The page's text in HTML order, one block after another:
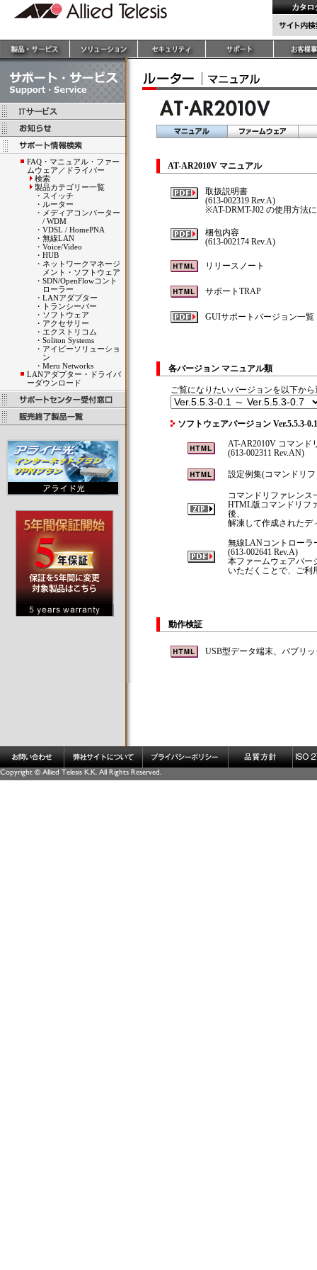
FAQ・マニュアル・ファー
ムウェア／ドライバー
検索
製品カテゴリー一覧
・ スイッチ
・ ルーター
・ メディアコンバーター
/ WDM
・ VDSL / HomePNA
・ 無線LAN
・ Voice/Video
・ HUB
・ ネットワークマネージ
メント・ソフトウェア
・ SDN/OpenFlowコント
ローラー
・ LANアダプター
・
トランシーバー
・ ソフトウェア
・ アクセサリー
・ エクストリコム
・ Soliton Systems
・ アイビーソリューショ
ン
・ Meru Networks
LANアダプター・ドライバ
ーダウンロード
AT-AR2010V マニュアル
取扱説明書
(613-002319 Rev.A)
※AT-DRMT-J02 の使用方法
梱包内容
(613-002174 Rev.A)
リリースノート
サポートTRAP
GUIサポートバージョン一覧
各バージョン マニュアル類
ご覧になりたいバージョンを以下か
ソフトウェアバージョン Ver.5.5.3-
AT-AR2010V コマンド
(613-002311 Rev.AN)
設定例集(コマンドリ
コマンドリファレンス
HTML版コマンドリフ
後、
解凍して作成されたデ
無線LANコントローラ
(613-002641 Rev.A)
本ファームウェアバー
いただくことで、ご利
動作検証
USB型データ端末、パブリ